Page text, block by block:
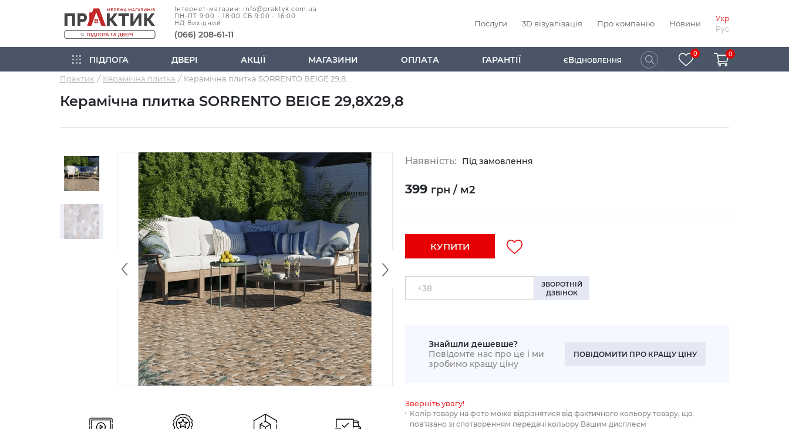
Інтернет-магазин: info@praktyk.com.ua
ПН-ПТ 9:00 - 18:00 СБ 9:00 - 16:00
НД Вихідний
(066) 208-61-11
Послуги 3D візуалізація Про компанію Новини
Укр
Рус
ПІДЛОГА ДВЕРІ АКЦІЇ МАГАЗИНИ ОПЛАТА ГАРАНТІЇ ЄВІДНОВЛЕННЯ
0 0
Практик Керамічна плитка
Керамічна плитка SORRENTO BEIGE 29,8X29,8
Наявність: Під замовлення
399 грн / м2
КУПИТИ
ЗВОРОТНІЙ
ДЗВІНОК
Знайшли дешевше?
Повідомте нас про це і ми
зробимо кращу ціну
ПОВІДОМИТИ ПРО КРАЩУ ЦІНУ
Зверніть увагу!
Колір товару на фото може відрізнятися від фактичного кольору товару, що
пов‘язано зі спотворенням передачі кольору Вашим дисплеєм